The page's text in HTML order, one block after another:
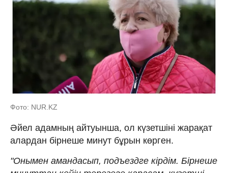
Фото: NUR.KZ
Әйел адамның айтуынша, ол күзетшіні жарақат
алардан бірнеше минут бұрын көрген.
"Онымен амандасып, подъездге кірдім. Бірнеше